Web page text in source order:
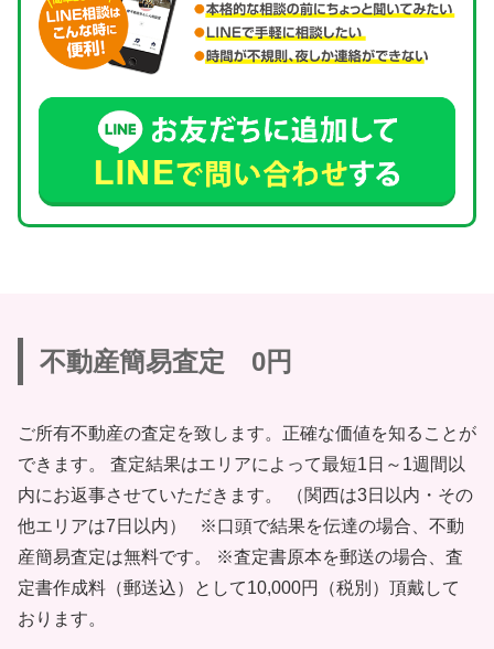
不動産簡易査定 0円
ご所有不動産の査定を致します。正確な価値を知ることが
できます。 査定結果はエリアによって最短1日～1週間以
内にお返事させていただきます。 （関西は3日以内・その
他エリアは7日以内） ※口頭で結果を伝達の場合、不動
産簡易査定は無料です。 ※査定書原本を郵送の場合、査
定書作成料（郵送込）として10,000円（税別）頂戴して
おります。